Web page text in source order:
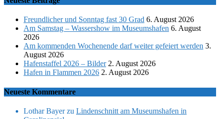
Freundlicher und Sonntag fast 30 Grad 6. August 2026
Am Samstag – Wassershow im Museumshafen 6. August
2026
Am kommenden Wochenende darf weiter gefeiert werden 3.
August 2026
Hafenstaffel 2026 – Bilder 2. August 2026
Hafen in Flammen 2026 2. August 2026
Neueste Kommentare
Lothar Bayerzu Lindenschnitt am Museumshafen in